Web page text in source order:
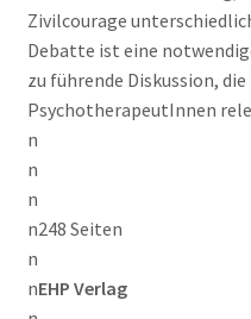
Zivilcourage
Debatte ist eine
zu führende Diskussion,
PsychotherapeutInnen
n
n
n
n248 Seiten
n
nEHP Verlag